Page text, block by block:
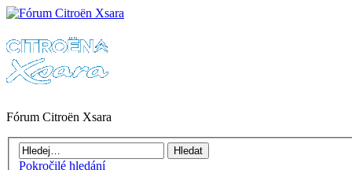
Fórum Citroën Xsara
Pokročilé hledání